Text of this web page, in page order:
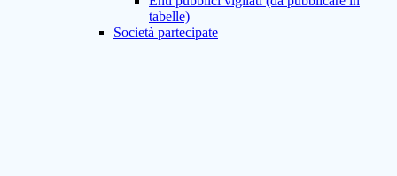
tabelle)
Società partecipate